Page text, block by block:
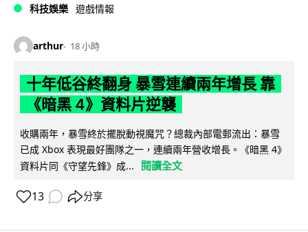
科技娛樂 遊戲情報
arthur 18 小時
十年低谷終翻身 暴雪連續兩年增長 靠
《暗黑 4》資料片逆襲
收購兩年，暴雪終於擺脫動視魔咒？總裁內部電郵流出：暴雪
已成 Xbox 表現最好團隊之一，連續兩年營收增長。《暗黑 4》
資料片同《守望先鋒》成...
閱讀全文
13 分享